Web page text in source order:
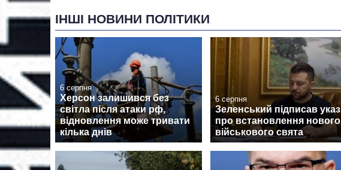
ІНШІ НОВИНИ ПОЛІТИКИ
6 серпня
Херсон залишився без
світла після атаки рф,
відновлення може тривати
кілька днів
6 серпня
Зеленський підписав указ
про встановлення нового
військового свята